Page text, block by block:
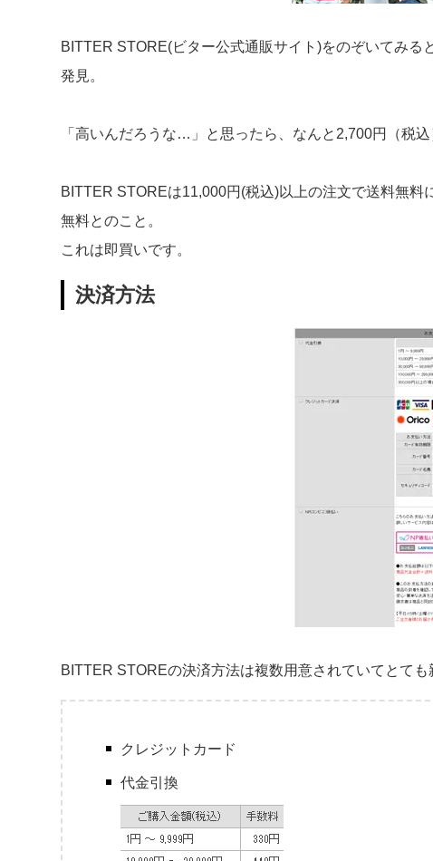
BITTER STORE(ビター公式通販サイト)をのぞいてみ
発見。
「高いんだろうな…」と思ったら、なんと2,700円（税込
BITTER STOREは11,000円(税込)以上の注文で送料無
無料とのこと。
これは即買いです。
決済方法
BITTER STOREの決済方法は複数用意されていてとても
クレジットカード
代金引換